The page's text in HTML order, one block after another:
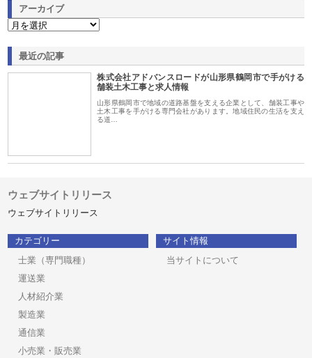
アーカイブ
最近の記事
株式会社アドバンスロードが山形県鶴岡市で手がける
舗装土木工事と求人情報
山形県鶴岡市で地域の道路基盤を支える企業として、舗装工事や
土木工事を手がける専門会社があります。地域住民の生活を支え
る道…
ウェブサイトリリース
ウェブサイトリリース
カテゴリー
士業（専門職種）
運送業
人材紹介業
製造業
通信業
小売業・販売業
サイト情報
当サイトについて